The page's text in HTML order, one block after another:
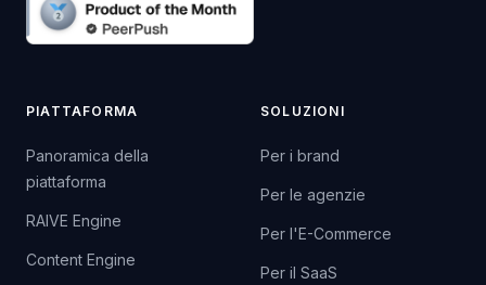
PIATTAFORMA
Panoramica della
piattaforma
RAIVE Engine
Content Engine
SOLUZIONI
Per i brand
Per le agenzie
Per l'E-Commerce
Per il SaaS